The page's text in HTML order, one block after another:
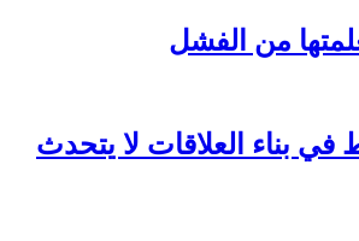
بناء العلاقات لا يتحدث